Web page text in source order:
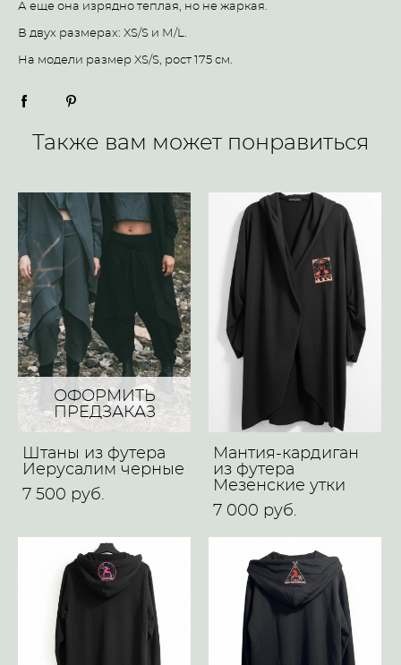
А еще она изрядно теплая, но не жаркая.
В двух размерах: XS/S и М/L.
На модели размер XS/S, рост 175 см.
Также вам может понравиться
ОФОРМИТЬ
ПРЕДЗАКАЗ
Штаны из футера
Иерусалим черные
7 500 pуб.
Мантия-кардиган
из футера
Мезенские утки
7 000 pуб.